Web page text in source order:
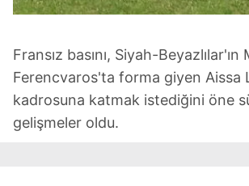
Fransız basını, Siyah-
Ferencvaros'ta forma giyen Aissa
kadrosuna katmak istediğini öne
gelişmeler oldu.